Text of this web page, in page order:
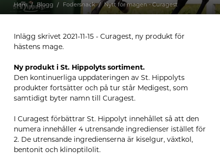
Hem Blogg Fodersnack Nytt för magen - Curagest
Inlägg skrivet 2021-11-15 - Curagest, ny produkt för
hästens mage.
Ny produkt i St. Hippolyts sortiment.
Den kontinuerliga uppdateringen av St. Hippolyts
produkter fortsätter och på tur står Medigest, som
samtidigt byter namn till Curagest.
I Curagest förbättrar St. Hippolyt innehållet så att den
numera innehåller 4 utrensande ingredienser istället för
2. De utrensande ingredienserna är kiselgur, växtkol,
bentonit och klinoptilolit.